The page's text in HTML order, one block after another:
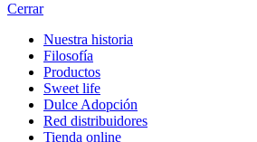
Cerrar
Nuestra historia
Filosofía
Productos
Sweet life
Dulce Adopción
Red distribuidores
Tienda online